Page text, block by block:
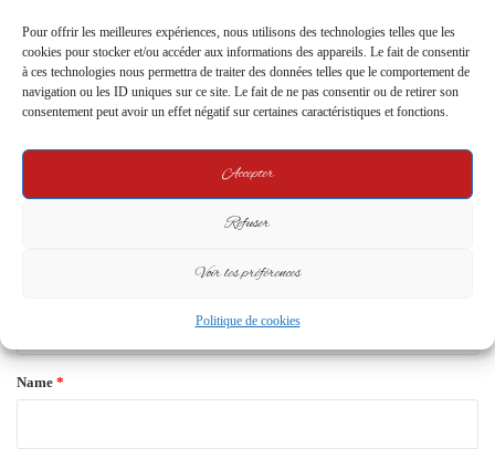
Pour offrir les meilleures expériences, nous utilisons des technologies telles que les
cookies pour stocker et/ou accéder aux informations des appareils. Le fait de consentir
à ces technologies nous permettra de traiter des données telles que le comportement de
navigation ou les ID uniques sur ce site. Le fait de ne pas consentir ou de retirer son
consentement peut avoir un effet négatif sur certaines caractéristiques et fonctions.
Accepter
Refuser
Voir les préférences
Politique de cookies
Leave a Reply
Your email address will not be published. Required fields are marked
*
Name *